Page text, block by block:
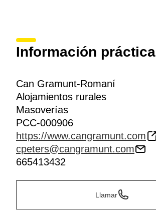
Información práctica
Can Gramunt-Romaní
Alojamientos rurales
Masoverías
PCC-000906
https://www.cangramunt.com
cpeters@cangramunt.com
665413432
Llamar